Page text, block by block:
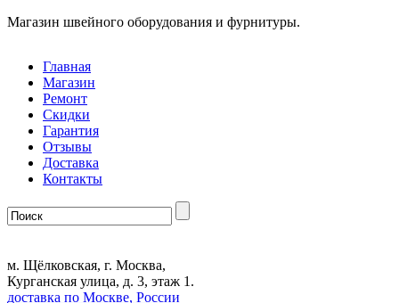
Магазин швейного оборудования и фурнитуры.
Главная
Магазин
Ремонт
Скидки
Гарантия
Отзывы
Доставка
Контакты
м. Щёлковская, г. Москва,
Курганская улица, д. 3, этаж 1.
доставка по Москве, России